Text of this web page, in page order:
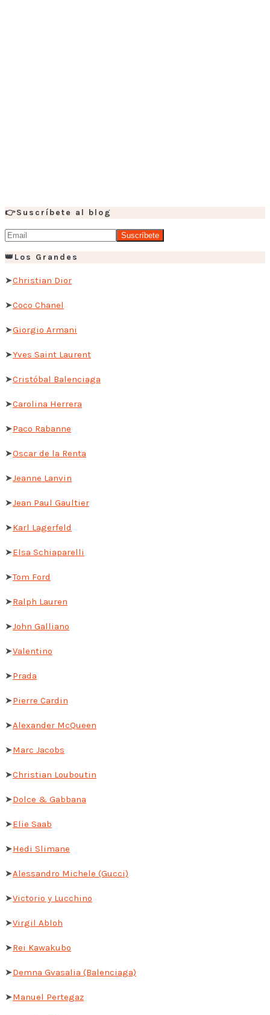
👉Suscríbete al blog
👑Los Grandes
➤Christian Dior
➤Coco Chanel
➤Giorgio Armani
➤Yves Saint Laurent
➤Cristóbal Balenciaga
➤Carolina Herrera
➤Paco Rabanne
➤Oscar de la Renta
➤Jeanne Lanvin
➤Jean Paul Gaultier
➤Karl Lagerfeld
➤Elsa Schiaparelli
➤Tom Ford
➤Ralph Lauren
➤John Galliano
➤Valentino
➤Prada
➤Pierre Cardin
➤Alexander McQueen
➤Marc Jacobs
➤Christian Louboutin
➤Dolce & Gabbana
➤Elie Saab
➤Hedi Slimane
➤Alessandro Michele (Gucci)
➤Victorio y Lucchino
➤Virgil Abloh
➤Rei Kawakubo
➤Demna Gvasalia (Balenciaga)
➤Manuel Pertegaz